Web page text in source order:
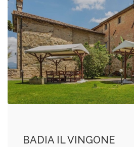
BADIA IL VINGONE